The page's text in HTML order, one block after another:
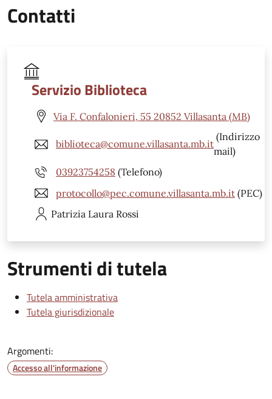
Contatti
Servizio Biblioteca
Via F. Confalonieri, 55 20852 Villasanta (MB)
biblioteca@comune.villasanta.mb.it
(Indirizzo
mail)
03923754258 (Telefono)
protocollo@pec.comune.villasanta.mb.it (PEC)
Patrizia Laura Rossi
Strumenti di tutela
Tutela amministrativa
Tutela giurisdizionale
Argomenti:
Accesso all'informazione